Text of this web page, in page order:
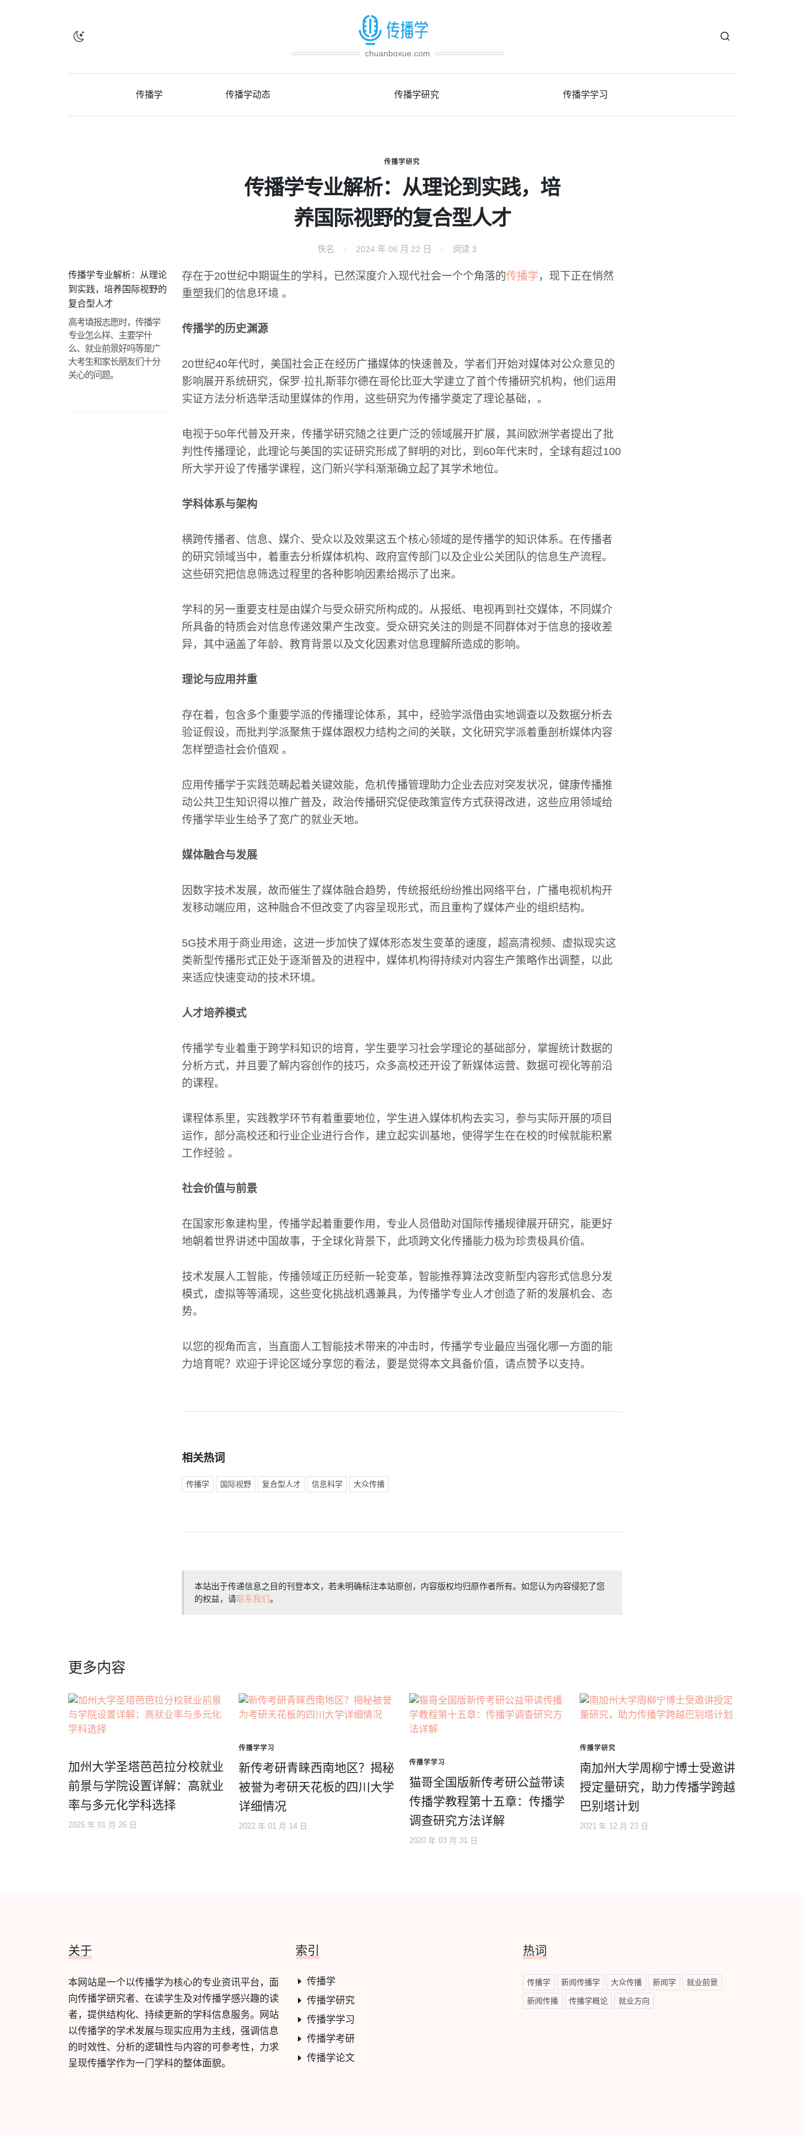
chuanboxue.com
传播学 传播学动态 传播学研究 传播学学习
传播学研究
传播学专业解析：从理论到实践，培
养国际视野的复合型人才
佚名 2024 年 06 月 22 日 阅读 3
传播学专业解析：从理论
到实践，培养国际视野的
复合型人才
高考填报志愿时，传播学
专业怎么样、主要学什
么、就业前景好吗等是广
大考生和家长朋友们十分
关心的问题。
存在于20世纪中期诞生的学科，已然深度介入现代社会一个个角落的传播学 ，现下正在悄然
重塑我们的信息环境 。
传播学的历史渊源
20世纪40年代时，美国社会正在经历广播媒体的快速普及，学者们开始对媒体对公众意见的
影响展开系统研究，保罗·拉扎斯菲尔德在哥伦比亚大学建立了首个传播研究机构，他们运用
实证方法分析选举活动里媒体的作用，这些研究为传播学奠定了理论基础，。
电视于50年代普及开来，传播学研究随之往更广泛的领域展开扩展，其间欧洲学者提出了批
判性传播理论，此理论与美国的实证研究形成了鲜明的对比，到60年代末时，全球有超过100
所大学开设了传播学课程，这门新兴学科渐渐确立起了其学术地位。
学科体系与架构
横跨传播者、信息、媒介、受众以及效果这五个核心领域的是传播学的知识体系。在传播者
的研究领域当中，着重去分析媒体机构、政府宣传部门以及企业公关团队的信息生产流程。
这些研究把信息筛选过程里的各种影响因素给揭示了出来。
学科的另一重要支柱是由媒介与受众研究所构成的。从报纸、电视再到社交媒体，不同媒介
所具备的特质会对信息传递效果产生改变。受众研究关注的则是不同群体对于信息的接收差
异，其中涵盖了年龄、教育背景以及文化因素对信息理解所造成的影响。
理论与应用并重
存在着，包含多个重要学派的传播理论体系，其中，经验学派借由实地调查以及数据分析去
验证假设，而批判学派聚焦于媒体跟权力结构之间的关联，文化研究学派着重剖析媒体内容
怎样塑造社会价值观 。
应用传播学于实践范畴起着关键效能，危机传播管理助力企业去应对突发状况，健康传播推
动公共卫生知识得以推广普及，政治传播研究促使政策宣传方式获得改进，这些应用领域给
传播学毕业生给予了宽广的就业天地。
媒体融合与发展
因数字技术发展，故而催生了媒体融合趋势，传统报纸纷纷推出网络平台，广播电视机构开
发移动端应用，这种融合不但改变了内容呈现形式，而且重构了媒体产业的组织结构。
5G技术用于商业用途，这进一步加快了媒体形态发生变革的速度，超高清视频、虚拟现实这
类新型传播形式正处于逐渐普及的进程中，媒体机构得持续对内容生产策略作出调整，以此
来适应快速变动的技术环境。
人才培养模式
传播学专业着重于跨学科知识的培育，学生要学习社会学理论的基础部分，掌握统计数据的
分析方式，并且要了解内容创作的技巧，众多高校还开设了新媒体运营、数据可视化等前沿
的课程。
课程体系里，实践教学环节有着重要地位，学生进入媒体机构去实习，参与实际开展的项目
运作，部分高校还和行业企业进行合作，建立起实训基地，使得学生在在校的时候就能积累
工作经验 。
社会价值与前景
在国家形象建构里，传播学起着重要作用，专业人员借助对国际传播规律展开研究，能更好
地朝着世界讲述中国故事，于全球化背景下，此项跨文化传播能力极为珍贵极具价值。
技术发展人工智能，传播领域正历经新一轮变革，智能推荐算法改变新型内容形式信息分发
模式，虚拟等等涌现，这些变化挑战机遇兼具，为传播学专业人才创造了新的发展机会、态
势。
以您的视角而言，当直面人工智能技术带来的冲击时，传播学专业最应当强化哪一方面的能
力培育呢？欢迎于评论区域分享您的看法，要是觉得本文具备价值，请点赞予以支持。
相关热词
传播学 国际视野 复合型人才 信息科学 大众传播
本站出于传递信息之目的刊登本文，若未明确标注本站原创，内容版权均归原作者所有。如您认为内容侵犯了您
的权益，请联系我们。
更多内容
加州大学圣塔芭芭拉分校就业
前景与学院设置详解：高就业
率与多元化学科选择
2025 年 01 月 26 日
传播学学习
新传考研青睐西南地区？揭秘
被誉为考研天花板的四川大学
详细情况
2022 年 01 月 14 日
传播学学习
猫哥全国版新传考研公益带读
传播学教程第十五章：传播学
调查研究方法详解
2020 年 03 月 31 日
传播学研究
南加州大学周柳宁博士受邀讲
授定量研究，助力传播学跨越
巴别塔计划
2021 年 12 月 23 日
关于
本网站是一个以传播学为核心的专业资讯平台，面
向传播学研究者、在读学生及对传播学感兴趣的读
者，提供结构化、持续更新的学科信息服务。网站
以传播学的学术发展与现实应用为主线，强调信息
的时效性、分析的逻辑性与内容的可参考性，力求
呈现传播学作为一门学科的整体面貌。
索引
传播学
传播学研究
传播学学习
传播学考研
传播学论文
热词
传播学 新闻传播学 大众传播 新闻学 就业前景
新闻传播 传播学概论 就业方向